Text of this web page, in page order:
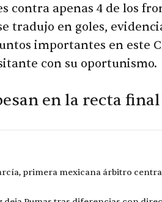
contra apenas 4 de los
tradujo en goles,
importantes en este
con su oportunismo.
en la recta final
primera mexicana árbitro